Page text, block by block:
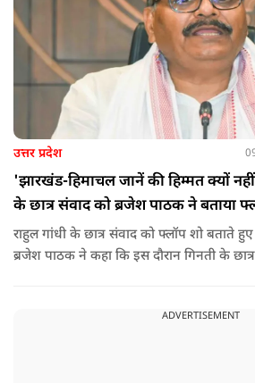
उत्तर प्रदेश
'झारखंड-हिमाचल जानें की हिम्मत क्यों
के छात्र संवाद को ब्रजेश पाठक ने बताया
राहुल गांधी के छात्र संवाद को फ्लॉप शो बताते
ब्रजेश पाठक ने कहा कि इस दौरान गिनती के
ADVERTISEMENT